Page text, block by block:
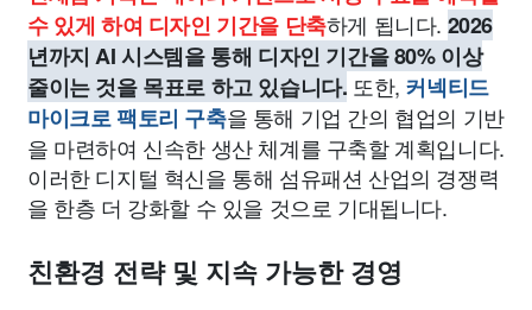
수 있게 하여 디자인 기간을 단축하게 됩니다. 2026
년까지 AI 시스템을 통해 디자인 기간을 80% 이상
줄이는 것을 목표로 하고 있습니다. 또한, 커넥티드
마이크로 팩토리 구축을 통해 기업 간의 협업의 기반
을 마련하여 신속한 생산 체계를 구축할 계획입니다.
이러한 디지털 혁신을 통해 섬유패션 산업의 경쟁력
을 한층 더 강화할 수 있을 것으로 기대됩니다.
친환경 전략 및 지속 가능한 경영